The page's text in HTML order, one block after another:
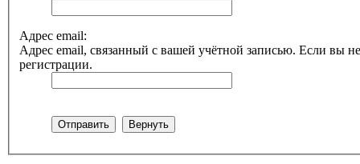
Адрес email:
Адрес email, связанный с вашей учётной записью. Если вы
регистрации.